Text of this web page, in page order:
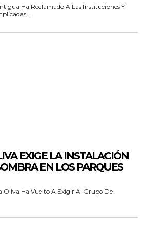
Ha Reclamado A Las Instituciones Y
EXIGE LA INSTALACIÓN
EN LOS PARQUES
Oliva Ha Vuelto A Exigir Al Grupo De